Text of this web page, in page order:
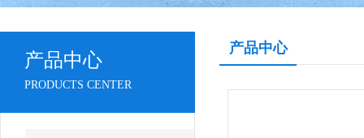
产品中心
PRODUCTS CENTER
产品中心